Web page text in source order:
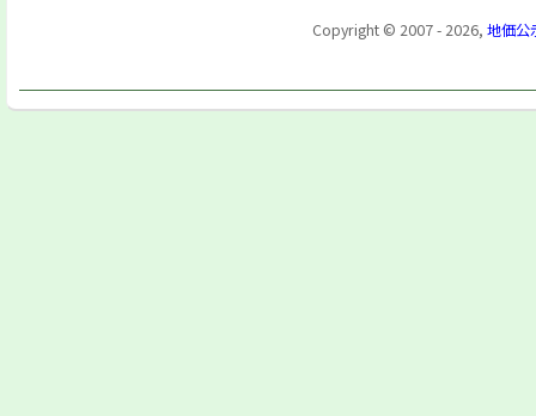
Copyright © 2007 - 2026, 地価公